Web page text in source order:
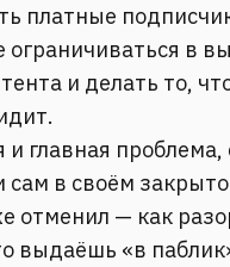
платные
ограничиваться в
и делать то,
главная проблема,
сам в своём
отменил — как
выдаёшь «в